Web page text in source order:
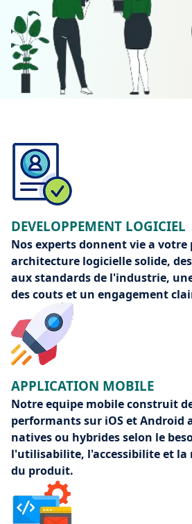
DEVELOPPEMENT LOGICIEL
Nos experts donnent vie a
architecture logicielle solide,
aux standards de l'industrie,
des couts et un engagement
APPLICATION MOBILE
Notre equipe mobile construit
performants sur iOS et Android
natives ou hybrides selon le
l'utilisabilite, l'accessibilite et la
du produit.